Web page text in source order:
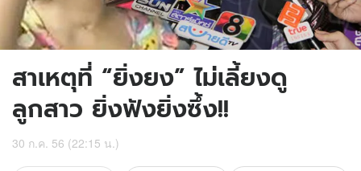
สาเหตุที่ “ยิ่งยง” ไม่เลี้ยงดู
ลูกสาว ยิ่งฟังยิ่งซึ้ง!!
30 ก.ค. 56 (22:15 น.)